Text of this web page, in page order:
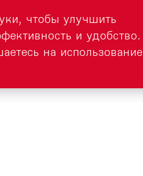
чтобы улучшить
и удобство.
на использование